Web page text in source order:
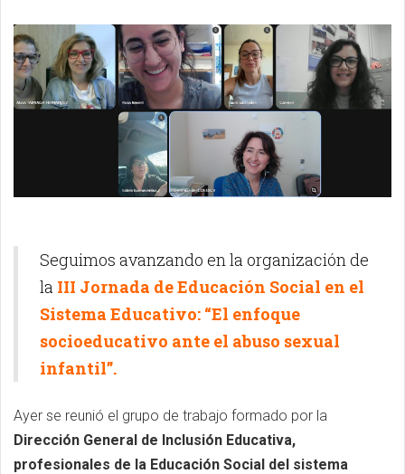
Seguimos avanzando en la organización de
la III Jornada de Educación Social en el
Sistema Educativo: “El enfoque
socioeducativo ante el abuso sexual
infantil”.
Ayer se reunió el grupo de trabajo formado por la
Dirección General de Inclusión Educativa,
profesionales de la Educación Social del sistema